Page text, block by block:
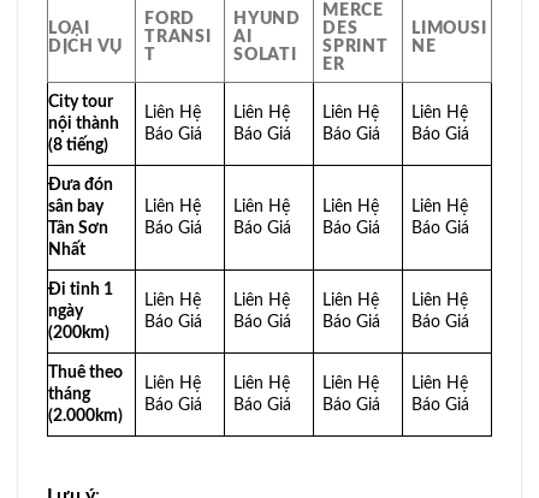
LOẠI
DỊCH VỤ
FORD
TRANSI
T
HYUND
AI
SOLATI
MERCE
DES
SPRINT
ER
LIMOUSI
NE
City tour
nội thành
(8 tiếng)
Liên Hệ
Báo Giá
Liên Hệ
Báo Giá
Liên Hệ
Báo Giá
Liên Hệ
Báo Giá
Đưa đón
sân bay
Tân Sơn
Nhất
Liên Hệ
Báo Giá
Liên Hệ
Báo Giá
Liên Hệ
Báo Giá
Liên Hệ
Báo Giá
Đi tỉnh 1
ngày
(200km)
Liên Hệ
Báo Giá
Liên Hệ
Báo Giá
Liên Hệ
Báo Giá
Liên Hệ
Báo Giá
Thuê theo
tháng
(2.000km)
Liên Hệ
Báo Giá
Liên Hệ
Báo Giá
Liên Hệ
Báo Giá
Liên Hệ
Báo Giá